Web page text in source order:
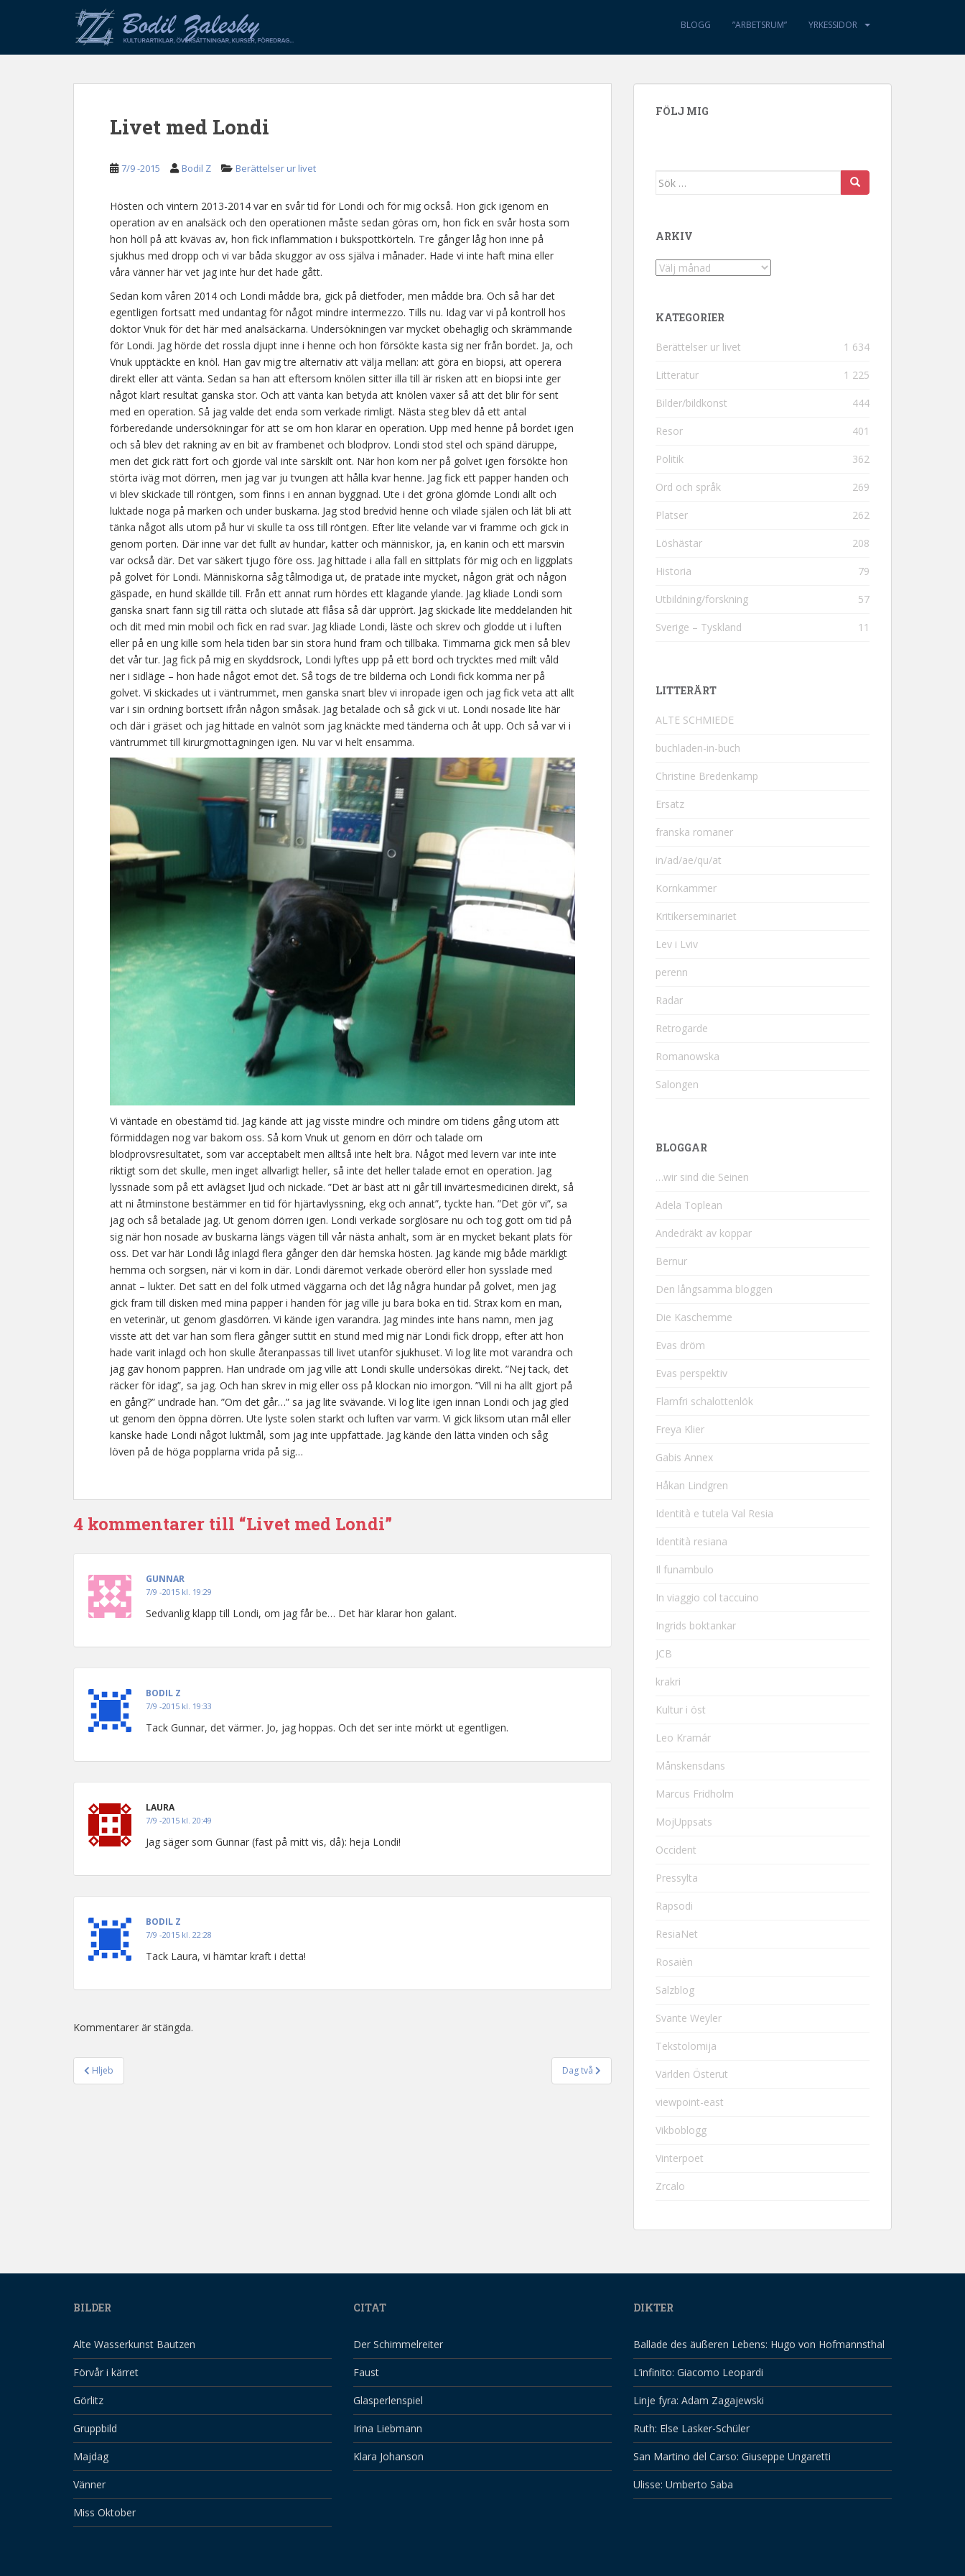
p
BLOGG ”ARBETSRUM” YRKESSIDOR
Livet med Londi
7/9 -2015 Bodil Z Berättelser ur livet
Hösten och vintern 2013-2014 var en svår tid för Londi och för mig också. Hon gick igenom en
operation av en analsäck och den operationen måste sedan göras om, hon fick en svår hosta som
hon höll på att kvävas av, hon fick inflammation i bukspottkörteln. Tre gånger låg hon inne på
sjukhus med dropp och vi var båda skuggor av oss själva i månader. Hade vi inte haft mina eller
våra vänner här vet jag inte hur det hade gått.
Sedan kom våren 2014 och Londi mådde bra, gick på dietfoder, men mådde bra. Och så har det
egentligen fortsatt med undantag för något mindre intermezzo. Tills nu. Idag var vi på kontroll hos
doktor Vnuk för det här med analsäckarna. Undersökningen var mycket obehaglig och skrämmande
för Londi. Jag hörde det rossla djupt inne i henne och hon försökte kasta sig ner från bordet. Ja, och
Vnuk upptäckte en knöl. Han gav mig tre alternativ att välja mellan: att göra en biopsi, att operera
direkt eller att vänta. Sedan sa han att eftersom knölen sitter illa till är risken att en biopsi inte ger
något klart resultat ganska stor. Och att vänta kan betyda att knölen växer så att det blir för sent
med en operation. Så jag valde det enda som verkade rimligt. Nästa steg blev då ett antal
förberedande undersökningar för att se om hon klarar en operation. Upp med henne på bordet igen
och så blev det rakning av en bit av frambenet och blodprov. Londi stod stel och spänd däruppe,
men det gick rätt fort och gjorde väl inte särskilt ont. När hon kom ner på golvet igen försökte hon
störta iväg mot dörren, men jag var ju tvungen att hålla kvar henne. Jag fick ett papper handen och
vi blev skickade till röntgen, som finns i en annan byggnad. Ute i det gröna glömde Londi allt och
luktade noga på marken och under buskarna. Jag stod bredvid henne och vilade själen och lät bli att
tänka något alls utom på hur vi skulle ta oss till röntgen. Efter lite velande var vi framme och gick in
genom porten. Där inne var det fullt av hundar, katter och människor, ja, en kanin och ett marsvin
var också där. Det var säkert tjugo före oss. Jag hittade i alla fall en sittplats för mig och en liggplats
på golvet för Londi. Människorna såg tålmodiga ut, de pratade inte mycket, någon grät och någon
gäspade, en hund skällde till. Från ett annat rum hördes ett klagande ylande. Jag kliade Londi som
ganska snart fann sig till rätta och slutade att flåsa så där upprört. Jag skickade lite meddelanden hit
och dit med min mobil och fick en rad svar. Jag kliade Londi, läste och skrev och glodde ut i luften
eller på en ung kille som hela tiden bar sin stora hund fram och tillbaka. Timmarna gick men så blev
det vår tur. Jag fick på mig en skyddsrock, Londi lyftes upp på ett bord och trycktes med milt våld
ner i sidläge – hon hade något emot det. Så togs de tre bilderna och Londi fick komma ner på
golvet. Vi skickades ut i väntrummet, men ganska snart blev vi inropade igen och jag fick veta att allt
var i sin ordning bortsett ifrån någon småsak. Jag betalade och så gick vi ut. Londi nosade lite här
och där i gräset och jag hittade en valnöt som jag knäckte med tänderna och åt upp. Och så var vi i
väntrummet till kirurgmottagningen igen. Nu var vi helt ensamma.
Vi väntade en obestämd tid. Jag kände att jag visste mindre och mindre om tidens gång utom att
förmiddagen nog var bakom oss. Så kom Vnuk ut genom en dörr och talade om
blodprovsresultatet, som var acceptabelt men alltså inte helt bra. Något med levern var inte inte
riktigt som det skulle, men inget allvarligt heller, så inte det heller talade emot en operation. Jag
lyssnade som på ett avlägset ljud och nickade. ”Det är bäst att ni går till invärtesmedicinen direkt, så
att ni åtminstone bestämmer en tid för hjärtavlyssning, ekg och annat”, tyckte han. ”Det gör vi”, sa
jag och så betalade jag. Ut genom dörren igen. Londi verkade sorglösare nu och tog gott om tid på
sig när hon nosade av buskarna längs vägen till vår nästa anhalt, som är en mycket bekant plats för
oss. Det var här Londi låg inlagd flera gånger den där hemska hösten. Jag kände mig både märkligt
hemma och sorgsen, när vi kom in där. Londi däremot verkade oberörd eller hon sysslade med
annat – lukter. Det satt en del folk utmed väggarna och det låg några hundar på golvet, men jag
gick fram till disken med mina papper i handen för jag ville ju bara boka en tid. Strax kom en man,
en veterinär, ut genom glasdörren. Vi kände igen varandra. Jag mindes inte hans namn, men jag
visste att det var han som flera gånger suttit en stund med mig när Londi fick dropp, efter att hon
hade varit inlagd och hon skulle återanpassas till livet utanför sjukhuset. Vi log lite mot varandra och
jag gav honom pappren. Han undrade om jag ville att Londi skulle undersökas direkt. ”Nej tack, det
räcker för idag”, sa jag. Och han skrev in mig eller oss på klockan nio imorgon. ”Vill ni ha allt gjort på
en gång?” undrade han. ”Om det går…” sa jag lite svävande. Vi log lite igen innan Londi och jag gled
ut genom den öppna dörren. Ute lyste solen starkt och luften var varm. Vi gick liksom utan mål eller
kanske hade Londi något luktmål, som jag inte uppfattade. Jag kände den lätta vinden och såg
löven på de höga popplarna vrida på sig…
4 kommentarer till “Livet med Londi”
GUNNAR
7/9 -2015 kl. 19:29
Sedvanlig klapp till Londi, om jag får be… Det här klarar hon galant.
BODIL Z
7/9 -2015 kl. 19:33
Tack Gunnar, det värmer. Jo, jag hoppas. Och det ser inte mörkt ut egentligen.
LAURA
7/9 -2015 kl. 20:49
Jag säger som Gunnar (fast på mitt vis, då): heja Londi!
BODIL Z
7/9 -2015 kl. 22:28
Tack Laura, vi hämtar kraft i detta!
Kommentarer är stängda.
Inläggsnavigering
Hljeb Dag två
FÖLJ MIG
Sök efter:
ARKIV
Arkiv
KATEGORIER
Berättelser ur livet 1 634
Litteratur 1 225
Bilder/bildkonst 444
Resor 401
Politik 362
Ord och språk 269
Platser 262
Löshästar 208
Historia 79
Utbildning/forskning 57
Sverige – Tyskland 11
LITTERÄRT
ALTE SCHMIEDE
buchladen-in-buch
Christine Bredenkamp
Ersatz
franska romaner
in/ad/ae/qu/at
Kornkammer
Kritikerseminariet
Lev i Lviv
perenn
Radar
Retrogarde
Romanowska
Salongen
BLOGGAR
…wir sind die Seinen
Adela Toplean
Andedräkt av koppar
Bernur
Den långsamma bloggen
Die Kaschemme
Evas dröm
Evas perspektiv
Flarnfri schalottenlök
Freya Klier
Gabis Annex
Håkan Lindgren
Identità e tutela Val Resia
Identità resiana
Il funambulo
In viaggio col taccuino
Ingrids boktankar
JCB
krakri
Kultur i öst
Leo Kramár
Månskensdans
Marcus Fridholm
MojUppsats
Occident
Pressylta
Rapsodi
ResiaNet
Rosaièn
Salzblog
Svante Weyler
Tekstolomija
Världen Österut
viewpoint-east
Vikboblogg
Vinterpoet
Zrcalo
BILDER
Alte Wasserkunst Bautzen
Förvår i kärret
Görlitz
Gruppbild
Majdag
Vänner
Miss Oktober
CITAT
Der Schimmelreiter
Faust
Glasperlenspiel
Irina Liebmann
Klara Johanson
DIKTER
Ballade des äußeren Lebens: Hugo von Hofmannsthal
L’infinito: Giacomo Leopardi
Linje fyra: Adam Zagajewski
Ruth: Else Lasker-Schüler
San Martino del Carso: Giuseppe Ungaretti
Ulisse: Umberto Saba